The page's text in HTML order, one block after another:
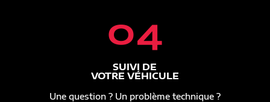
04
SUIVI DE
VOTRE VÉHICULE
Une question ? Un problème technique ?